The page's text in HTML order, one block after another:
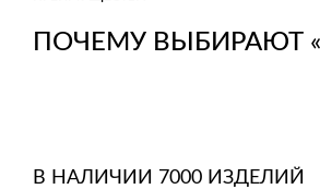
ПОЧЕМУ ВЫБИРАЮТ
В НАЛИЧИИ 7000 ИЗДЕЛИЙ